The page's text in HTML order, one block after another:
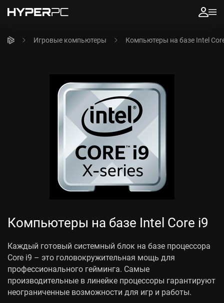
Игровые компьютеры Компьютеры на базе Intel
Компьютеры на базе Intel Core i9
Каждый готовый системный блок на базе процессора
Core i9 – это головокружительная мощь для
профессионального гейминга. Самые
производительные в линейке процессоры гарантируют
неограниченные возможности для игр и работы.